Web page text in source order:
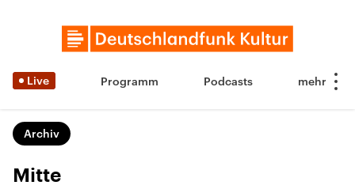
Live Programm Podcasts
Archiv
Mitte